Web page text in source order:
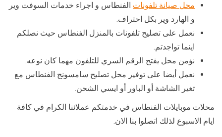
محل صيانة تلفونات الفنطاس و اجراء خدمات السوفت وير
و الهارد وير بكل احتراف.
نعمل على تصليح تلفونات بالمنزل الفنطاس حيث نصلكم
اينما تواجدتم.
نؤمن محل يفتح الرقم السري للتلفون مهما كان نوعه.
نعمل أيضا على توفير محل تصليح سامسونج الفنطاس مع
تغير الشاشة أو الباور أو ايسي الشحن.
محلات موبايلات الفنطاس في خدمتكم عملائنا الكرام في كافة
ايام الاسبوع لذلك اتصلوا بنا الان.